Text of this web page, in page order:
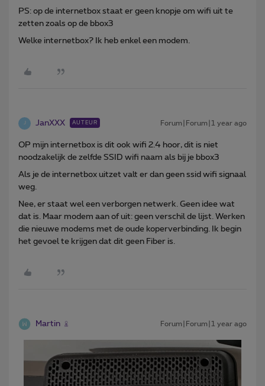
PS: op de internetbox staat er geen knopje om wifi uit te
zetten zoals op de bbox3
Welke internetbox? Ik heb enkel een modem.
J JanXXX AUTEUR Forum|Forum|1 year ago
OP mijn internetbox is dit ook wifi 2.4 hoor, dit is niet
noodzakelijk de zelfde SSID wifi naam als bij je bbox3
Als je de internetbox uitzet valt er dan geen ssid wifi signaal
weg.
Nee, er staat wel een verborgen netwerk. Geen idee wat
dat is. Maar modem aan of uit: geen verschil de lijst. Werken
die nieuwe modems met de oude koperverbinding. Ik begin
het gevoel te krijgen dat dit geen Fiber is.
Martin Forum|Forum|1 year ago